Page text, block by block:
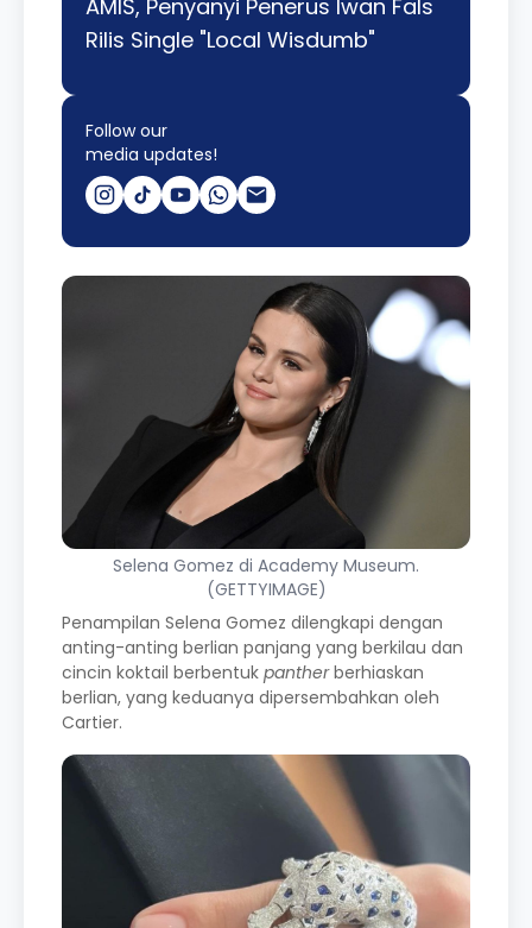
AMIS, Penyanyi Penerus Iwan Fals
Rilis Single "Local Wisdumb"
Follow our
media updates!
Selena Gomez di Academy Museum.
(GETTYIMAGE)
Penampilan Selena Gomez dilengkapi dengan
anting-anting berlian panjang yang berkilau dan
cincin koktail berbentuk pantherberhiaskan
berlian, yang keduanya dipersembahkan oleh
Cartier.